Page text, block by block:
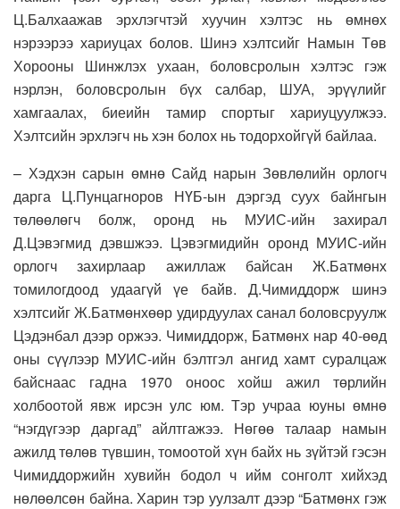
Ц.Балхаажав эрхлэгчтэй хуучин хэлтэс нь өмнөх
нэрээрээ хариуцах болов. Шинэ хэлтсийг Намын Төв
Хорооны Шинжлэх ухаан, боловсролын хэлтэс гэж
нэрлэн, боловсролын бүх салбар, ШУА, эрүүлийг
хамгаалах, биеийн тамир спортыг хариуцуулжээ.
Хэлтсийн эрхлэгч нь хэн болох нь тодорхойгүй байлаа.
– Хэдхэн сарын өмнө Сайд нарын Зөвлөлийн орлогч
дарга Ц.Пунцагноров НҮБ-ын дэргэд суух байнгын
төлөөлөгч болж, оронд нь МУИС-ийн захирал
Д.Цэвэгмид дэвшжээ. Цэвэгмидийн оронд МУИС-ийн
орлогч захирлаар ажиллаж байсан Ж.Батмөнх
томилогдоод удаагүй үе байв. Д.Чимиддорж шинэ
хэлтсийг Ж.Батмөнхөөр удирдуулах санал боловсруулж
Цэдэнбал дээр оржээ. Чимиддорж, Батмөнх нар 40-өөд
оны сүүлээр МУИС-ийн бэлтгэл ангид хамт суралцаж
байснаас гадна 1970 оноос хойш ажил төрлийн
холбоотой явж ирсэн улс юм. Тэр учраа юуны өмнө
“нэгдүгээр даргад” айлтгажээ. Нөгөө талаар намын
ажилд төлөв түвшин, томоотой хүн байх нь зүйтэй гэсэн
Чимиддоржийн хувийн бодол ч ийм сонголт хийхэд
нөлөөлсөн байна. Харин тэр уулзалт дээр “Батмөнх гэж